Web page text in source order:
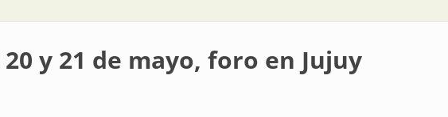
20 y 21 de mayo, foro en Jujuy